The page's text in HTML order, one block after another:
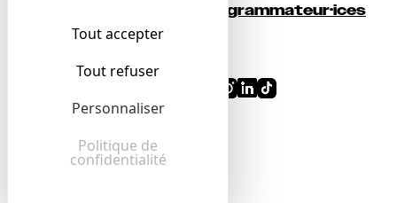
Billetterie
programmateur·ices
Mentions légales
Tout accepter
Tout refuser
Personnaliser
Politique de
confidentialité